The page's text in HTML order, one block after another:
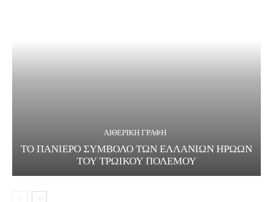
ΑΙΘΕΡΙΚΗ ΓΡΑΦΗ
ΤΟ ΠΑΝΙΕΡΟ ΣΥΜΒΟΛΟ ΤΩΝ ΕΛΛΑΝΙΩΝ ΗΡΩΩΝ
ΤΟΥ ΤΡΩΙΚΟΥ ΠΟΛΕΜΟΥ